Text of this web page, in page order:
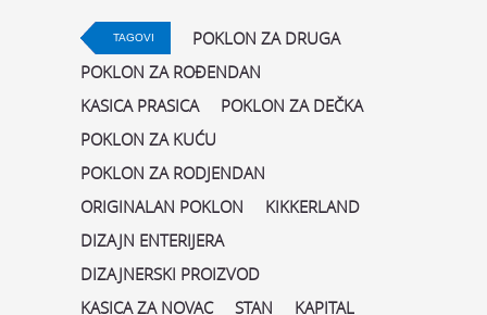
TAGOVI
POKLON ZA DRUGA
POKLON ZA ROĐENDAN
KASICA PRASICA
POKLON ZA DEČKA
POKLON ZA KUĆU
POKLON ZA RODJENDAN
ORIGINALAN POKLON
KIKKERLAND
DIZAJN ENTERIJERA
DIZAJNERSKI PROIZVOD
KASICA ZA NOVAC
STAN KAPITAL